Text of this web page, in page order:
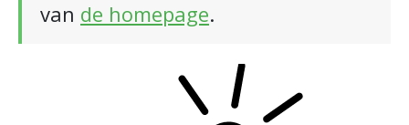
van de homepage.